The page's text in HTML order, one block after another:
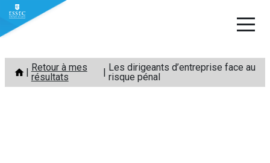
Aller
contenu
Retour à mes
résultats
Les dirigeants d’entreprise face au
risque pénal